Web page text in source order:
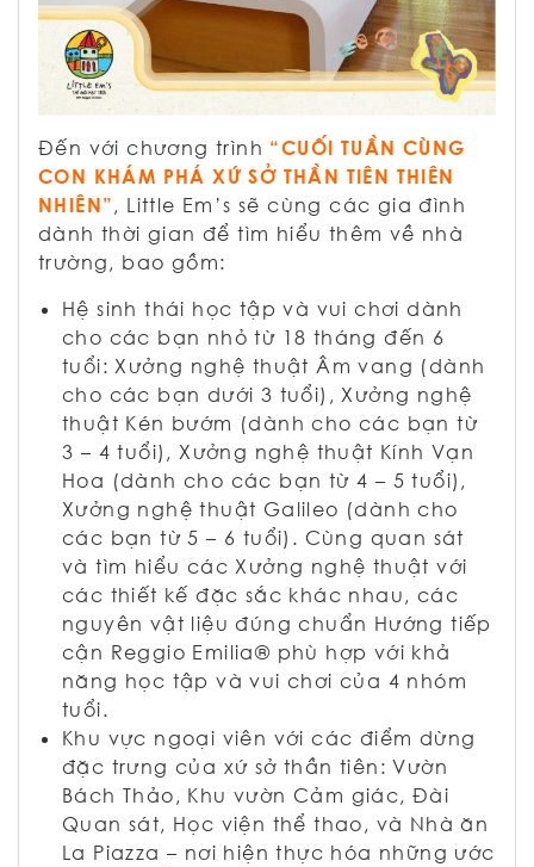
Đến với chương trình “CUỐI TUẦN CÙNG
CON KHÁM PHÁ XỨ SỞ THẦN TIÊN THIÊN
NHIÊN” , Little Em’s sẽ cùng các gia đình
dành thời gian để tìm hiểu thêm về nhà
trường, bao gồm:
Hệ sinh thái học tập và vui chơi dành
cho các bạn nhỏ từ 18 tháng đến 6
tuổi: Xưởng nghệ thuật Âm vang (dành
cho các bạn dưới 3 tuổi), Xưởng nghệ
thuật Kén bướm (dành cho các bạn từ
3 – 4 tuổi), Xưởng nghệ thuật Kính Vạn
Hoa (dành cho các bạn từ 4 – 5 tuổi),
Xưởng nghệ thuật Galileo (dành cho
các bạn từ 5 – 6 tuổi). Cùng quan sát
và tìm hiểu các Xưởng nghệ thuật với
các thiết kế đặc sắc khác nhau, các
nguyên vật liệu đúng chuẩn Hướng tiếp
cận Reggio Emilia® phù hợp với khả
năng học tập và vui chơi của 4 nhóm
tuổi.
Khu vực ngoại viên với các điểm dừng
đặc trưng của xứ sở thần tiên: Vườn
Bách Thảo, Khu vườn Cảm giác, Đài
Quan sát, Học viện thể thao, và Nhà ăn
La Piazza – nơi hiện thực hóa những ước